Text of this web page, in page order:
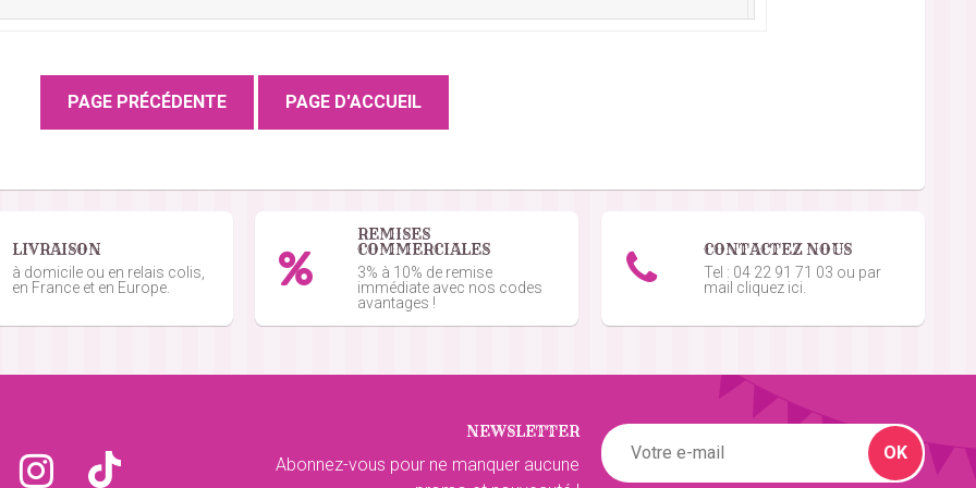
12/04/2022
/5
du 05/04/2022
du 04/01/2022
2
LIVRAISON
à domicile ou en relais colis,
en France et en Europe.
REMISES
COMMERCIALES
3% à 10% de remise
immédiate avec nos codes
avantages !
CONTACTEZ NOUS
Tel : 04 22 91 71 03 ou par
mail cliquez ici.
NEWSLETTER
Abonnez-vous pour ne manquer aucune
OK